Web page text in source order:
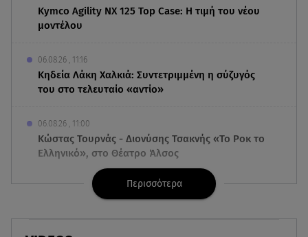
Kymco Agility NX 125 Τοp Case: Η τιμή του νέου
μοντέλου
06.08.26 , 11:16
Κηδεία Λάκη Χαλκιά: Συντετριμμένη η σύζυγός
του στο τελευταίο «αντίο»
06.08.26 , 11:00
Κώστας Τουρνάς - Διονύσης Τσακνής «Το Ροκ το
Ελληνικό», στο Θέατρο Άλσος
06.08.26 , 10:52
Marfin: Στην Ελλάδα η 46χρονη που κατηγορείται
για την τραγωδία του 2010
Περισσότερα